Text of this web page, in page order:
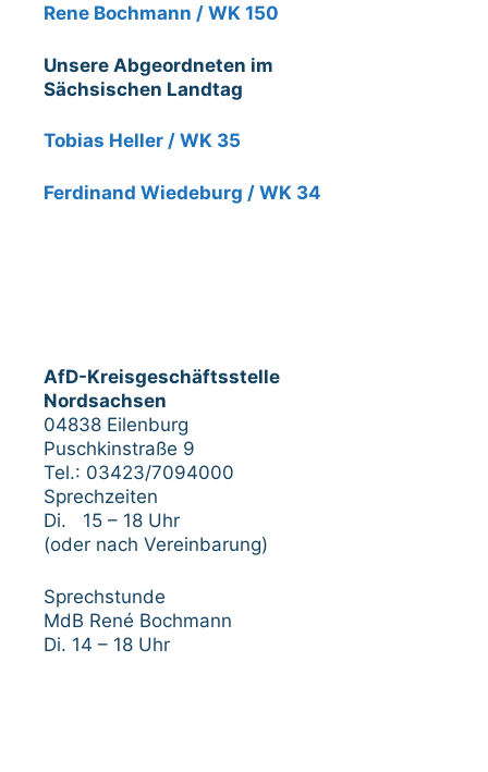
Rene Bochmann / WK 150
Unsere Abgeordneten im
Sächsischen Landtag
Tobias Heller / WK 35
Ferdinand Wiedeburg / WK 34
AfD-Kreisgeschäftsstelle
Nordsachsen
04838 Eilenburg
Puschkinstraße 9
Tel.: 03423/7094000
Sprechzeiten
Di. 15 – 18 Uhr
(oder nach Vereinbarung)
Sprechstunde
MdB René Bochmann
Di. 14 – 18 Uhr